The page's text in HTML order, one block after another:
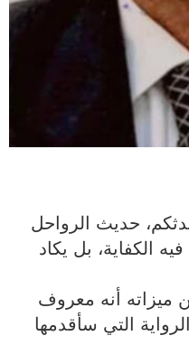
حديث الرواحل
الكفاية، بل يكاد
أنه معروف
التي سأقدمها